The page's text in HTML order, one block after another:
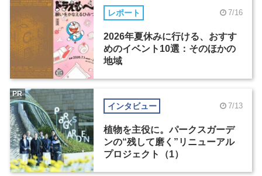
レポート 7/16
2026年夏休みに行ける、おすす
めのイベント10選：そのほかの
地域
インタビュー 7/13
植物を主役に。パークスガーデ
ンの“残して磨く”リニューアル
プロジェクト（1）
PR